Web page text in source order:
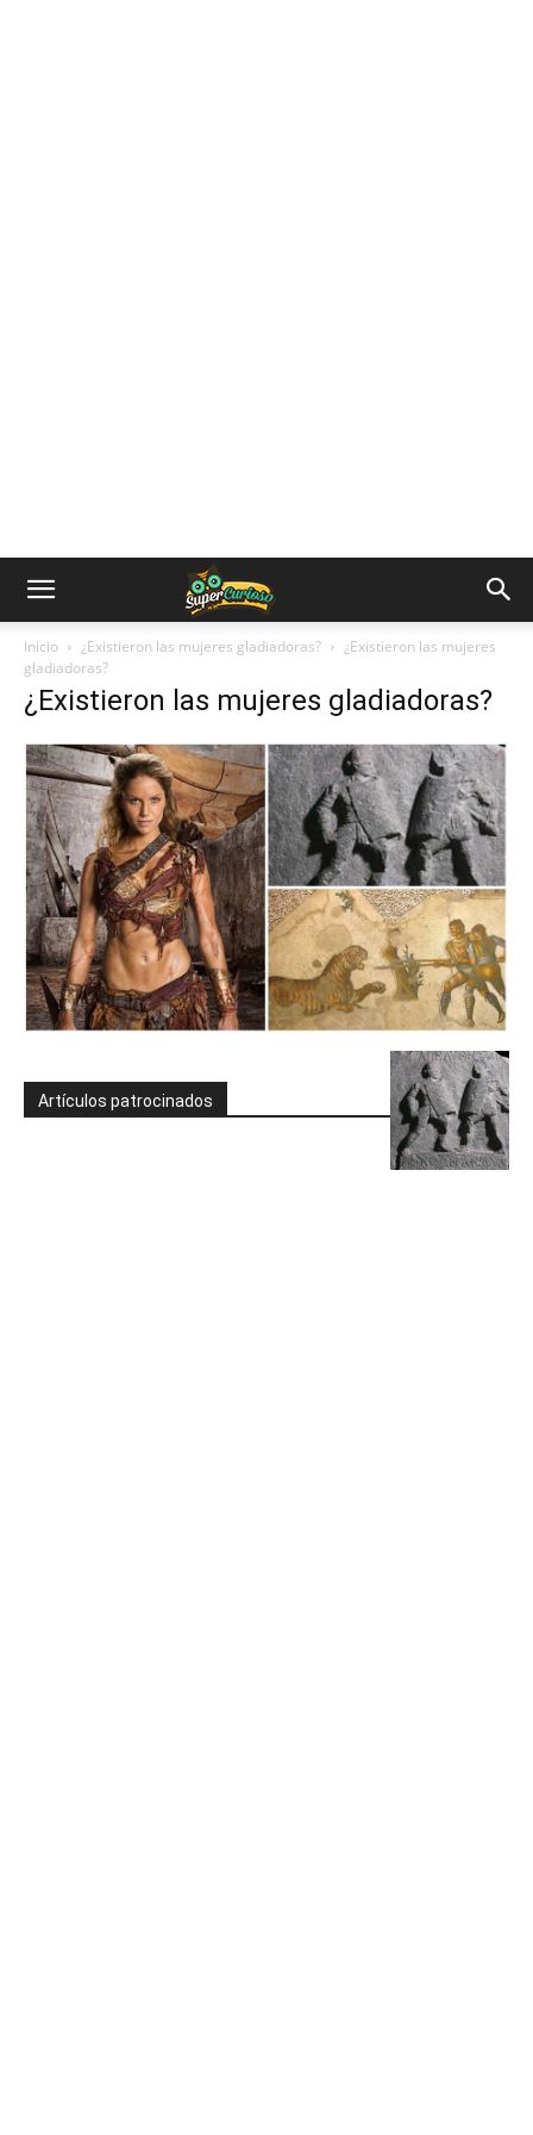
Inicio ¿Existieron las mujeres gladiadoras?
¿Existieron las mujeres
gladiadoras?
¿Existieron las mujeres gladiadoras?
Artículos patrocinados